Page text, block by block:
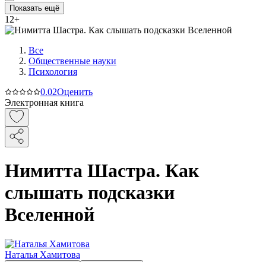
Показать ещё
12+
Все
Общественные науки
Психология
0.02Оценить
Электронная книга
Нимитта Шастра. Как
слышать подсказки
Вселенной
Наталья Хамитова